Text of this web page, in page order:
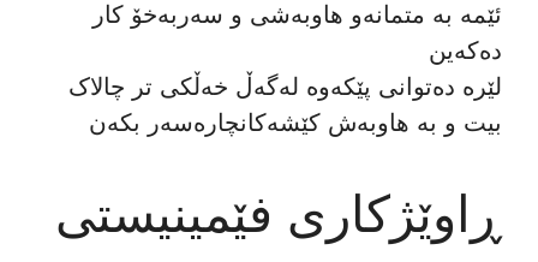
ئێمە بە متمانەو هاوبەشی و سەربەخۆ کار
دەکەین
لێرە دەتوانی پێکەوە لەگەڵ خەڵکی تر چالاک
بیت و بە هاوبەش کێشەکانچارەسەر بکەن
ڕاوێژکاری فێمینیستی